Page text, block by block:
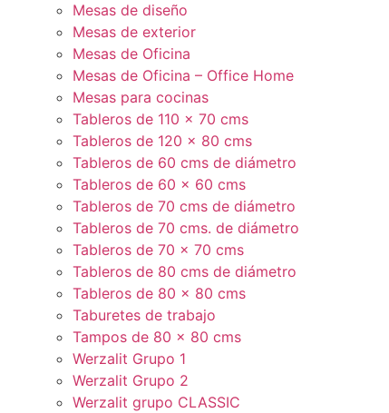
Mesas de diseño
Mesas de exterior
Mesas de Oficina
Mesas de Oficina – Office Home
Mesas para cocinas
Tableros de 110 x 70 cms
Tableros de 120 x 80 cms
Tableros de 60 cms de diámetro
Tableros de 60 x 60 cms
Tableros de 70 cms de diámetro
Tableros de 70 cms. de diámetro
Tableros de 70 x 70 cms
Tableros de 80 cms de diámetro
Tableros de 80 x 80 cms
Taburetes de trabajo
Tampos de 80 x 80 cms
Werzalit Grupo 1
Werzalit Grupo 2
Werzalit grupo CLASSIC